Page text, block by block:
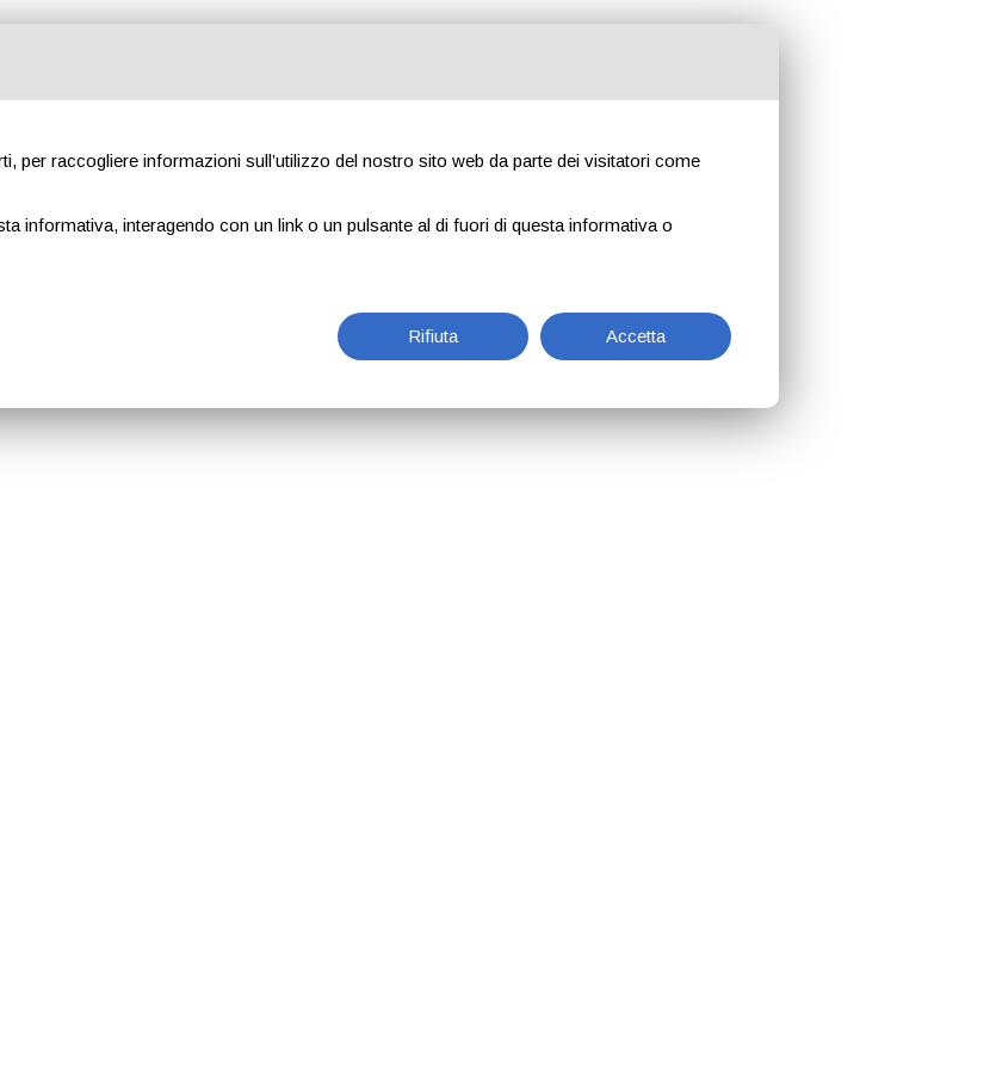
per raccogliere informazioni sull’utilizzo del nostro sito web da parte dei visitatori come
informativa, interagendo con un link o un pulsante al di fuori di questa informativa o
Rifiuta Accetta